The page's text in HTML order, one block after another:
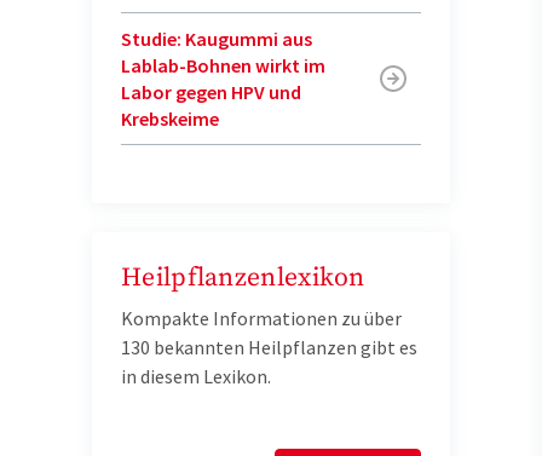
Studie: Kaugummi aus
Lablab-Bohnen wirkt im
Labor gegen HPV und
Krebskeime
Heilpflanzenlexikon
Kompakte Informationen zu über
130 bekannten Heilpflanzen gibt es
in diesem Lexikon.